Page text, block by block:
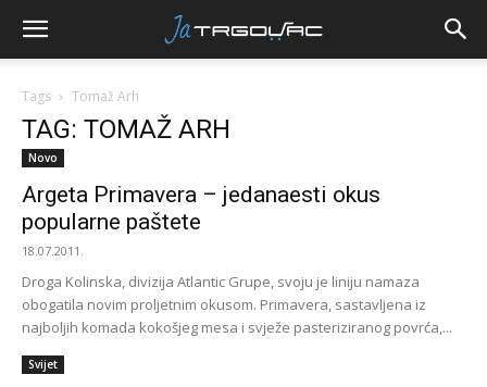
Tags Tomaž Arh
TAG: TOMAŽ ARH
Novo
Argeta Primavera – jedanaesti okus
popularne paštete
18.07.2011.
Droga Kolinska, divizija Atlantic Grupe, svoju je liniju namaza
obogatila novim proljetnim okusom. Primavera, sastavljena iz
najboljih komada kokošjeg mesa i svježe pasteriziranog povrća,...
Svijet